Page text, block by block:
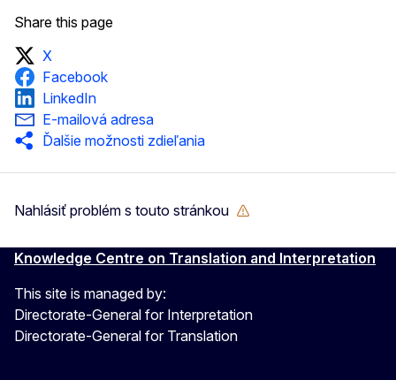
Share this page
X
Facebook
LinkedIn
E-mailová adresa
Ďalšie možnosti zdieľania
Nahlásiť problém s touto stránkou
Knowledge Centre on Translation and Interpretation
This site is managed by:
Directorate-General for Interpretation
Directorate-General for Translation